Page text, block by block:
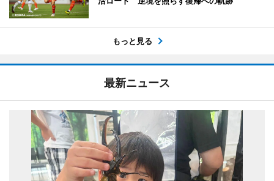
もっと見る
最新ニュース